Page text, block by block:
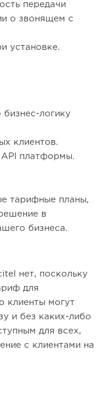
передачи
о звонящем с
установке.
логику
клиентов.
API платформы.
тарифные планы,
в
бизнеса.
нет, поскольку
для
клиенты могут
и без каких-либо
для всех,
с клиентами на